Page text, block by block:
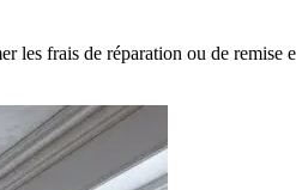
les frais de réparation ou de remise